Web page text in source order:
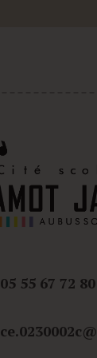
05 55 67 72 80